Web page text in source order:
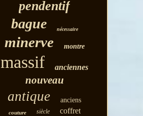
pendentif
bague nécessaire
minerve montre
massif anciennes
nouveau
antique anciens
couture siècle coffret